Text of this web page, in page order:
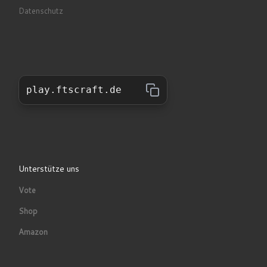
Datenschutz
play.ftscraft.de
Unterstütze uns
Vote
Shop
Amazon